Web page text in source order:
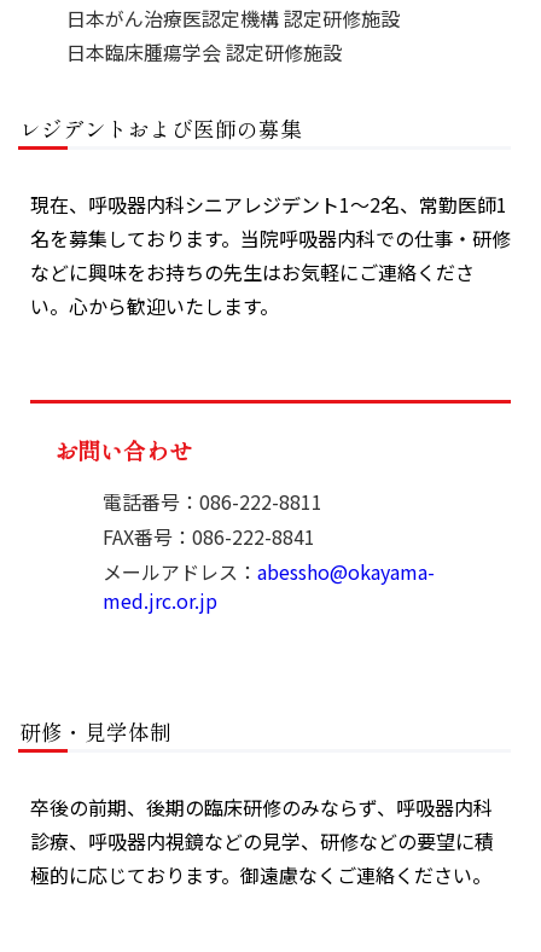
日本がん治療医認定機構 認定研修施設
日本臨床腫瘍学会 認定研修施設
レジデントおよび医師の募集
現在、呼吸器内科シニアレジデント1～2名、常勤医師1
名を募集しております。当院呼吸器内科での仕事・研修
などに興味をお持ちの先生はお気軽にご連絡くださ
い。心から歓迎いたします。
お問い合わせ
電話番号：086-222-8811
FAX番号：086-222-8841
メールアドレス： abessho@okayama-
med.jrc.or.jp
研修・見学体制
卒後の前期、後期の臨床研修のみならず、呼吸器内科
診療、呼吸器内視鏡などの見学、研修などの要望に積
極的に応じております。御遠慮なくご連絡ください。